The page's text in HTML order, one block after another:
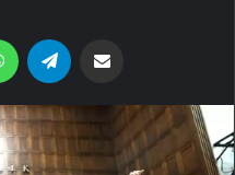
WhatsApp